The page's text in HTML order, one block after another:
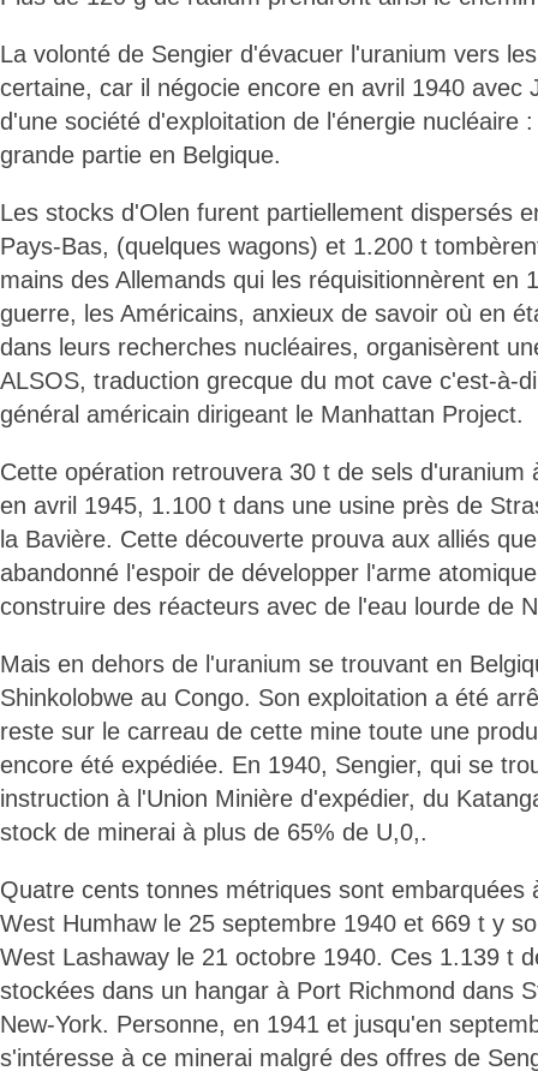
La volonté de Sengier d'évacuer l'uranium vers
certaine, car il négocie encore en avril 1940 avec
d'une société d'exploitation de l'énergie nucléaire
grande partie en Belgique.
Les stocks d'Olen furent partiellement dispersés
Pays-Bas, (quelques wagons) et 1.200 t
mains des Allemands qui les réquisitionnèrent en
guerre, les Américains, anxieux de savoir où en
dans leurs recherches nucléaires, organisèrent
ALSOS, traduction grecque du mot cave c'est-à-
général américain dirigeant le Manhattan Project.
Cette opération retrouvera 30 t de sels d'uranium
en avril 1945, 1.100 t dans une usine près de
la Bavière. Cette découverte prouva aux alliés
abandonné l'espoir de développer l'arme
construire des réacteurs avec de l'eau lourde de
Mais en dehors de l'uranium se trouvant en
Shinkolobwe au Congo. Son exploitation a été
reste sur le carreau de cette mine toute une
encore été expédiée. En 1940, Sengier, qui se
instruction à l'Union Minière d'expédier, du
stock de minerai à plus de 65% de U,0,.
Quatre cents tonnes métriques sont embarquées
West Humhaw le 25 septembre 1940 et 669 t y
West Lashaway le 21 octobre 1940. Ces 1.139 t
stockées dans un hangar à Port Richmond dans
New-York. Personne, en 1941 et jusqu'en
s'intéresse à ce minerai malgré des offres de